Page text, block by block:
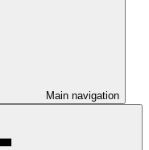
Main navigation